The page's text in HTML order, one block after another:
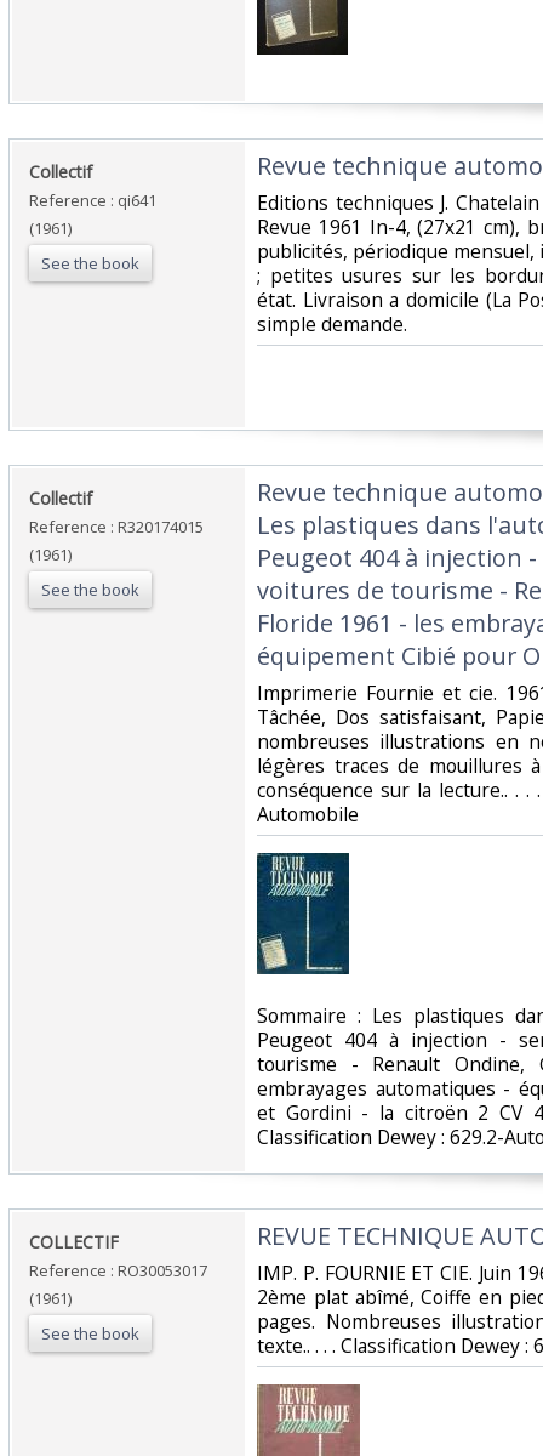
‎Collectif‎
Reference : qi641
(1961)
See the book
‎Revue technique
‎Editions techniques J.
Revue 1961 In-4, (27x21 cm),
publicités, périodique
; petites usures sur les
état. Livraison a domicile (La
simple demande.‎
‎Collectif‎
Reference : R320174015
(1961)
See the book
‎Revue technique
Les plastiques dans
Peugeot 404 à injection
voitures de tourisme -
Floride 1961 - les
équipement Cibié pour
‎Imprimerie Fournie et cie.
Tâchée, Dos satisfaisant,
nombreuses illustrations en
légères traces de mouillures
conséquence sur la lecture.. . .
Automobile‎
‎Sommaire : Les plastiques
Peugeot 404 à injection -
tourisme - Renault Ondine,
embrayages automatiques -
et Gordini - la citroën 2 CV
Classification Dewey : 629.2-
‎COLLECTIF‎
Reference : RO30053017
(1961)
See the book
‎REVUE TECHNIQUE
‎IMP. P. FOURNIE ET CIE. Juin
2ème plat abîmé, Coiffe en
pages. Nombreuses
texte.. . . . Classification Dewey :